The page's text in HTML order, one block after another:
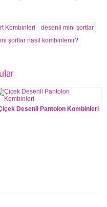
Kombinleri
desenli mini şortlar
şortlar nasıl kombinlenir?
Desenli Pantolon Kombinleri